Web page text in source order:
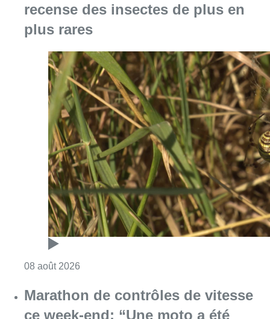
recense des insectes de plus en
plus rares
08 août 2026
Marathon de contrôles de vitesse
ce week-end: “Une moto a été